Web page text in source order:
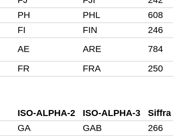
PH PHL 608
FI FIN 246
AE ARE 784
FR FRA 250
ISO-ALPHA-2 ISO-ALPHA-3 Siffra
GA GAB 266